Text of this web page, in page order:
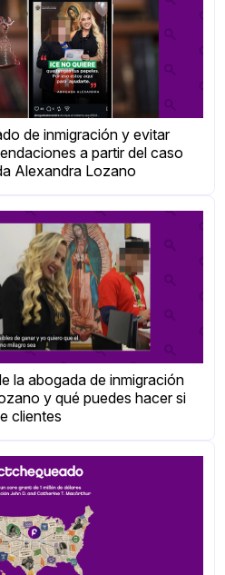
de inmigración y evitar
a partir del caso
Alexandra Lozano
la abogada de inmigración
y qué puedes hacer si
clientes